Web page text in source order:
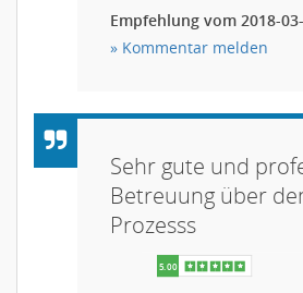
Empfehlung vom 2018-
» Kommentar melden
Sehr gute und
Betreuung über
Prozesss